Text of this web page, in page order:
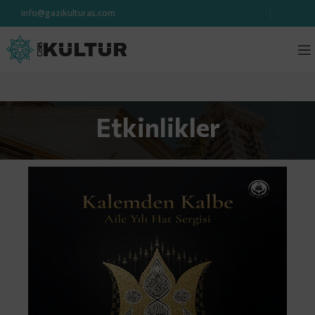
info@gazikulturas.com
Etkinlikler